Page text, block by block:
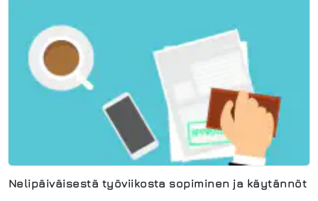
Nelipäiväisestä työviikosta sopiminen ja käytännöt